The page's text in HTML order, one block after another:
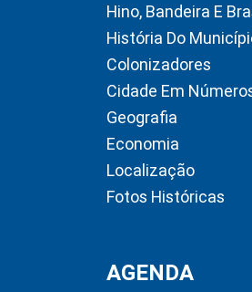
Hino, Bandeira E
História Do
Colonizadores
Cidade Em
Geografia
Economia
Localização
Fotos Históricas
AGENDA